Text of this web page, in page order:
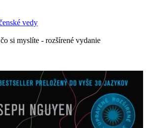
vedy
si myslíte - rozšírené vydanie